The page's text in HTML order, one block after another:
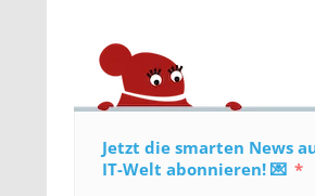
Jetzt die smarten News
IT-Welt abonnieren! 💌